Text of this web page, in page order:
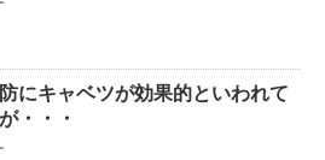
にキャベツが効果的といわれて
・・・